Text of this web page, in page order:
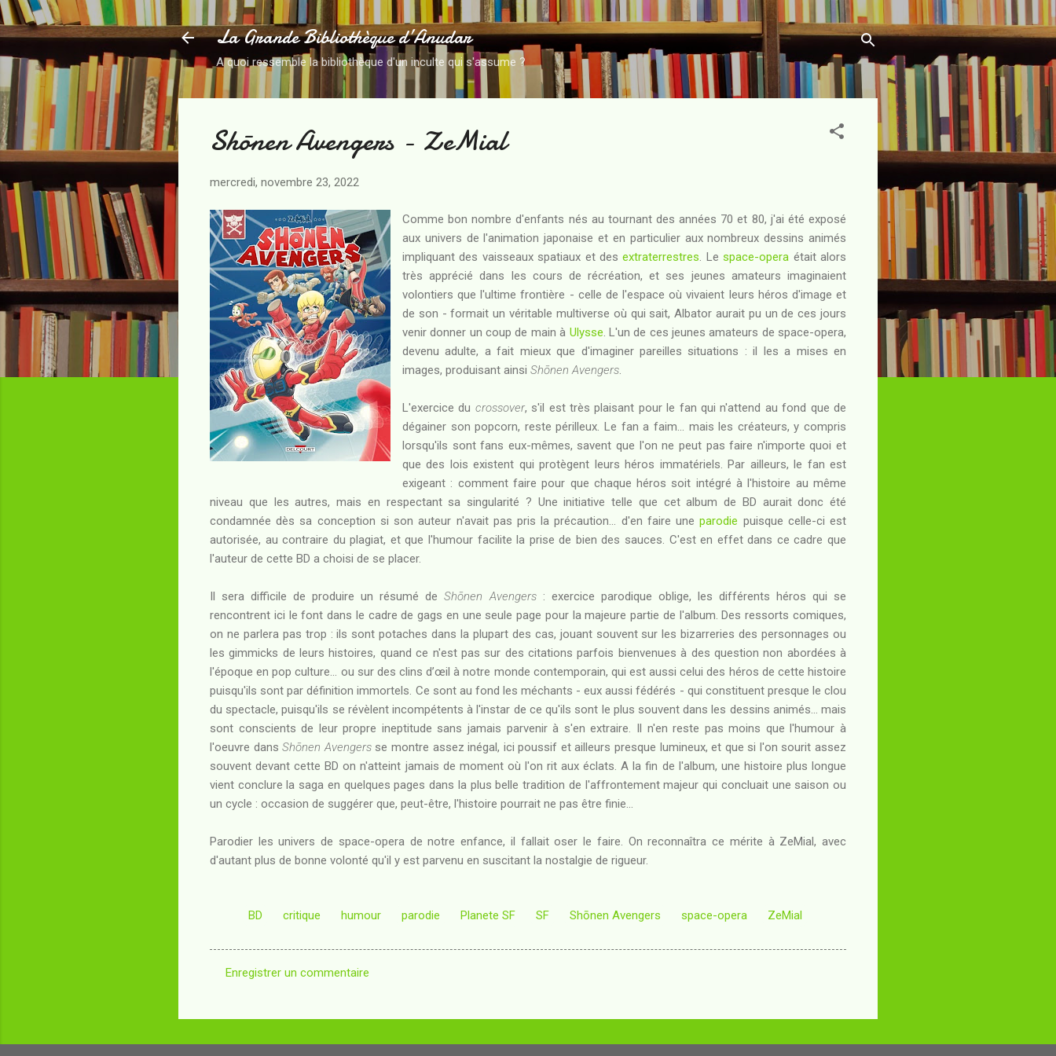
Accéder au contenu principal
La Grande Bibliothèque d’Anudar
A quoi ressemble la bibliothèque d'un inculte qui s'assume ?
Shōnen Avengers - ZeMial
mercredi, novembre 23, 2022
Comme bon nombre d'enfants nés au tournant des années 70 et 80, j'ai été exposé
aux univers de l'animation japonaise et en particulier aux nombreux dessins animés
impliquant des vaisseaux spatiaux et desextraterrestres . Lespace-opera était alors
très apprécié dans les cours de récréation, et ses jeunes amateurs imaginaient
volontiers que l'ultime frontière - celle de l'espace où vivaient leurs héros d'image et
de son - formait un véritable multiverse où qui sait, Albator aurait pu un de ces jours
venir donner un coup de main à Ulysse . L'un de ces jeunes amateurs de space-opera,
devenu adulte, a fait mieux que d'imaginer pareilles situations : il les a mises en
images, produisant ainsi Shōnen Avengers
L'exercice du crossover, s'il est très plaisant pour le fan qui n'attend au fond que de
dégainer son popcorn, reste périlleux. Le fan a faim... mais les créateurs, y compris
lorsqu'ils sont fans eux-mêmes, savent que l'on ne peut pas faire n'importe quoi et
que des lois existent qui protègent leurs héros immatériels. Par ailleurs, le fan est
exigeant : comment faire pour que chaque héros soit intégré à l'histoire au même
niveau que les autres, mais en respectant sa singularité ? Une initiative telle que cet album de BD aurait donc été
condamnée dès sa conception si son auteur n'avait pas pris la précaution... d'en faire uneparodie puisque celle-ci est
autorisée, au contraire du plagiat, et que l'humour facilite la prise de bien des sauces. C'est en effet dans ce cadre que
l'auteur de cette BD a choisi de se placer.
Il sera difficile de produire un résumé deShōnen Avengers: exercice parodique oblige, les différents héros qui se
rencontrent ici le font dans le cadre de gags en une seule page pour la majeure partie de l'album. Des ressorts comiques,
on ne parlera pas trop : ils sont potaches dans la plupart des cas, jouant souvent sur les bizarreries des personnages ou
les gimmicks de leurs histoires, quand ce n'est pas sur des citations parfois bienvenues à des question non abordées à
l'époque en pop culture... ou sur des clins d’œil à notre monde contemporain, qui est aussi celui des héros de cette histoire
puisqu'ils sont par définition immortels. Ce sont au fond les méchants - eux aussi fédérés - qui constituent presque le clou
du spectacle, puisqu'ils se révèlent incompétents à l'instar de ce qu'ils sont le plus souvent dans les dessins animés... mais
sont conscients de leur propre ineptitude sans jamais parvenir à s'en extraire. Il n'en reste pas moins que l'humour à
l'oeuvre dansShōnen Avengersse montre assez inégal, ici poussif et ailleurs presque lumineux, et que si l'on sourit assez
souvent devant cette BD on n'atteint jamais de moment où l'on rit aux éclats. A la fin de l'album, une histoire plus longue
vient conclure la saga en quelques pages dans la plus belle tradition de l'affrontement majeur qui concluait une saison ou
un cycle : occasion de suggérer que, peut-être, l'histoire pourrait ne pas être finie...
Parodier les univers de space-opera de notre enfance, il fallait oser le faire. On reconnaîtra ce mérite à ZeMial, avec
d'autant plus de bonne volonté qu'il y est parvenu en suscitant la nostalgie de rigueur.
BD critique humour parodie Planete SF SF Shōnen Avengers space-opera ZeMial
Enregistrer un commentaire